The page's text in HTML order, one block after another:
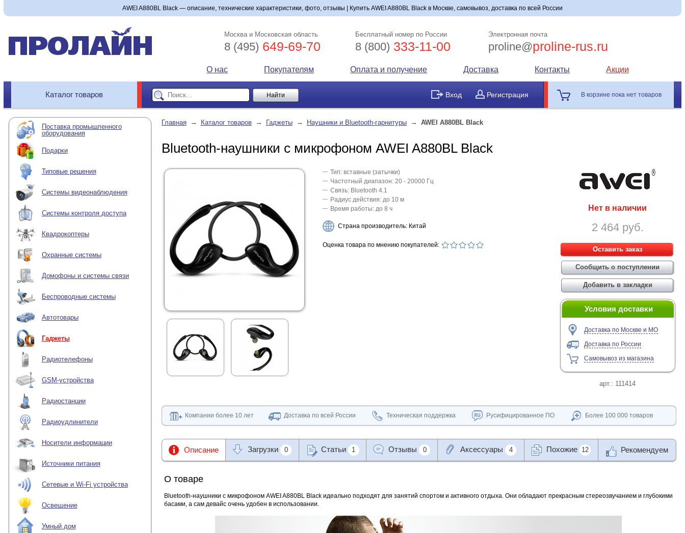
AWEI A880BL Black — описание, технические характеристики, фото, отзывы | Купить AWEI A880BL Black в Москве, самовывоз, доставка по всей России
Москва и Московская область
8 (495) 649-69-70
Бесплатный номер по России
8 (800) 333-11-00
Электронная почта
proline@proline-rus.ru
О нас Покупателям Оплата и получение Доставка Контакты Акции
Каталог товаров Вход Регистрация В корзине пока нет товаров
Поставка промышленного
оборудования
Подарки
Типовые решения
Системы видеонаблюдения
Системы контроля доступа
Квадрокоптеры
Охранные системы
Домофоны и системы связи
Беспроводные системы
Автотовары
Гаджеты
Радиотелефоны
GSM-устройства
Радиостанции
Радиоудлинители
Носители информации
Источники питания
Сетевые и Wi-Fi устройства
Освещение
Умный дом
Главная → Каталог товаров → Гаджеты → Наушники и Bluetooth-гарнитуры → AWEI A880BL Black
Bluetooth-наушники с микрофоном AWEI A880BL Black
Тип: вставные (затычки)
Частотный диапазон: 20 - 20000 Гц
Связь: Bluetooth 4.1
Радиус действия: до 10 м
Время работы: до 8 ч
Страна производитель: Китай
Оценка товара по мнению покупателей:
Нет в наличии
2 464 руб.
Условия доставки
Доставка по Москве и МО
Доставка по России
Самовывоз из магазина
арт.: 111414
Компании более 10 лет Доставка по всей России Техническая поддержка Русифицированное ПО Более 100 000 товаров
Описание Загрузки 0 Статьи 1 Отзывы 0 Аксессуары 4 Похожие 12 Рекомендуем
О товаре
Bluetooth-наушники с микрофоном AWEI A880BL Black идеально подходят для занятий спортом и активного отдыха. Они обладают прекрасным стереозвучанием и глубокими
басами, а сам девайс очень удобен в использовании.